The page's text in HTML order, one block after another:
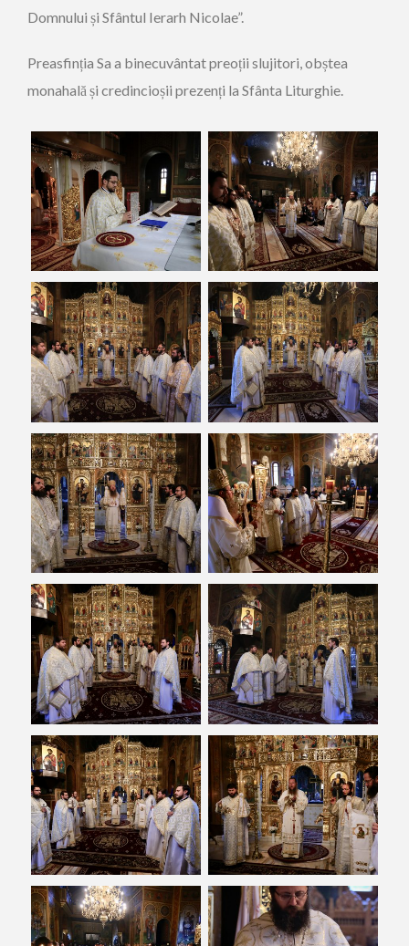
Domnului și Sfântul Ierarh Nicolae”.
Preasfinția Sa a binecuvântat preoții slujitori, obștea
monahală și credincioșii prezenți la Sfânta Liturghie.